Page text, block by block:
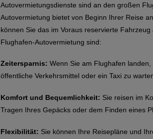
Autovermietungsdienste sind an den großen
Autovermietung bietet von Beginn Ihrer Reise
können Sie das im Voraus reservierte
Flughafen-Autovermietung sind:
Zeitersparnis: Wenn Sie am Flughafen
öffentliche Verkehrsmittel oder ein Taxi zu
Komfort und Bequemlichkeit: Sie reisen im
Tragen Ihres Gepäcks oder dem Finden eines
Flexibilität: Sie können Ihre Reisepläne und